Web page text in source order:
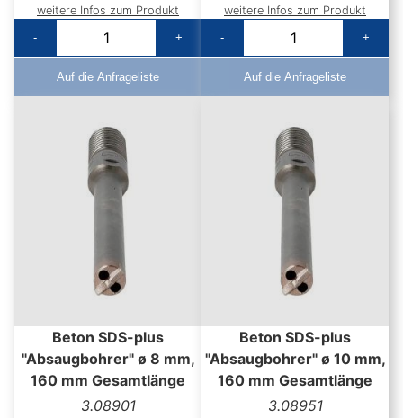
weitere Infos zum Produkt
-
+
Auf die Anfrageliste
weitere Infos zum Produkt
-
+
Auf die Anfrageliste
Beton SDS-plus
"Absaugbohrer" ø 8 mm,
160 mm Gesamtlänge
3.08901
Beton SDS-plus
"Absaugbohrer" ø 10 mm,
160 mm Gesamtlänge
3.08951